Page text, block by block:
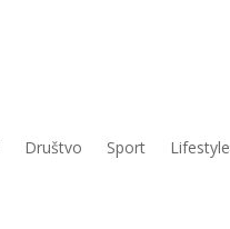
Društvo Sport Lifestyle